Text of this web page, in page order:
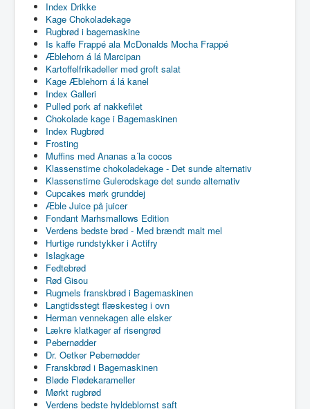
Index Drikke
Kage Chokoladekage
Rugbrød i bagemaskine
Is kaffe Frappé ala McDonalds Mocha Frappé
Æblehorn á lá Marcipan
Kartoffelfrikadeller med groft salat
Kage Æblehorn á lá kanel
Index Galleri
Pulled pork af nakkefilet
Chokolade kage i Bagemaskinen
Index Rugbrød
Frosting
Muffins med Ananas a´la cocos
Klassenstime chokoladekage - Det sunde alternativ
Klassenstime Gulerodskage det sunde alternativ
Cupcakes mørk grunddej
Æble Juice på juicer
Fondant Marhsmallows Edition
Verdens bedste brød - Med brændt malt mel
Hurtige rundstykker i Actifry
Islagkage
Fedtebrød
Rød Gisou
Rugmels franskbrød i Bagemaskinen
Langtidsstegt flæskesteg i ovn
Herman vennekagen alle elsker
Lækre klatkager af risengrød
Pebernødder
Dr. Oetker Pebernødder
Franskbrød i Bagemaskinen
Bløde Flødekarameller
Mørkt rugbrød
Verdens bedste hyldeblomst saft